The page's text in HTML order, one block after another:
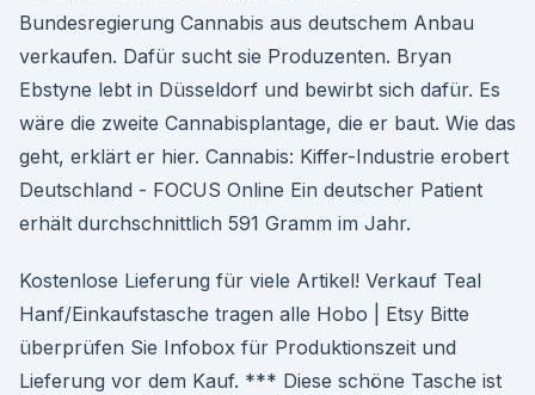
Bundesregierung Cannabis aus deutschem Anbau
verkaufen. Dafür sucht sie Produzenten. Bryan
Ebstyne lebt in Düsseldorf und bewirbt sich dafür. Es
wäre die zweite Cannabisplantage, die er baut. Wie das
geht, erklärt er hier. Cannabis: Kiffer-Industrie erobert
Deutschland - FOCUS Online Ein deutscher Patient
erhält durchschnittlich 591 Gramm im Jahr.
Kostenlose Lieferung für viele Artikel! Verkauf Teal
Hanf/Einkaufstasche tragen alle Hobo | Etsy Bitte
überprüfen Sie Infobox für Produktionszeit und
Lieferung vor dem Kauf. *** Diese schöne Tasche ist